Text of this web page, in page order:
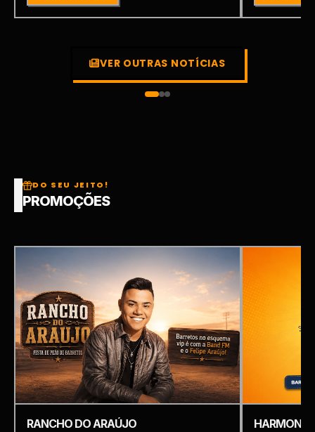
VER OUTRAS NOTÍCIAS
DO SEU JEITO!
PROMOÇÕES
RANCHO DO ARAÚJO